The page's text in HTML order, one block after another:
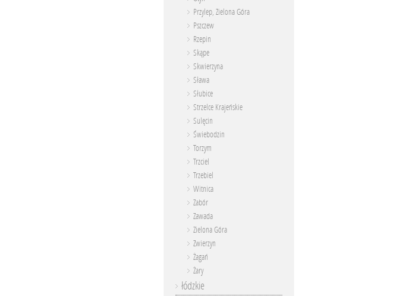
Przylep, Zielona Góra
Pszczew
Rzepin
Skąpe
Skwierzyna
Sława
Słubice
Strzelce Krajeńskie
Sulęcin
Świebodzin
Torzym
Trzciel
Trzebiel
Witnica
Zabór
Zawada
Zielona Góra
Zwierzyn
Żagań
Żary
łódzkie